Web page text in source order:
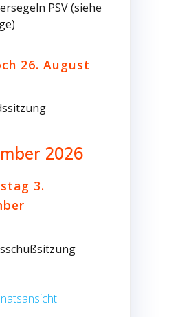
PSV (siehe
26. August
2026
3.